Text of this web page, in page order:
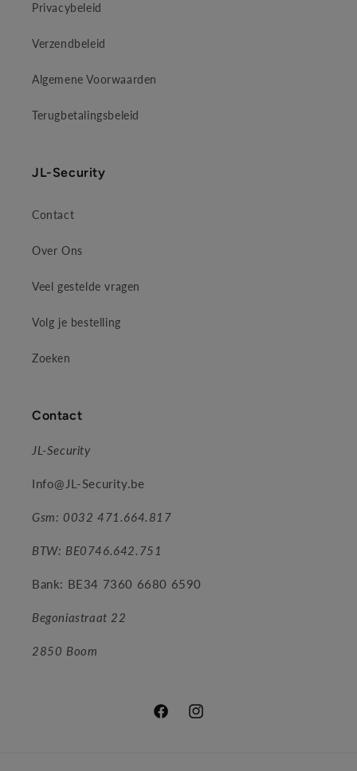
Privacybeleid
Verzendbeleid
Algemene Voorwaarden
Terugbetalingsbeleid
JL-Security
Contact
Over Ons
Veel gestelde vragen
Volg je bestelling
Zoeken
Contact
JL-Security
Info@JL-Security.be
Gsm: 0032 471.664.817
BTW: BE0746.642.751
Bank: BE34 7360 6680 6590
Begoniastraat 22
2850 Boom
FacebookInstagram